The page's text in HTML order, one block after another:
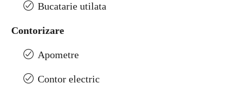
Bucatarie utilata
Contorizare
Apometre
Contor electric